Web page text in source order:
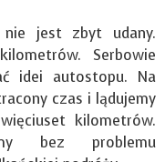
jest zbyt udany.
Serbowie
idei autostopu. Na
czas i lądujemy
kilometrów.
bez problemu